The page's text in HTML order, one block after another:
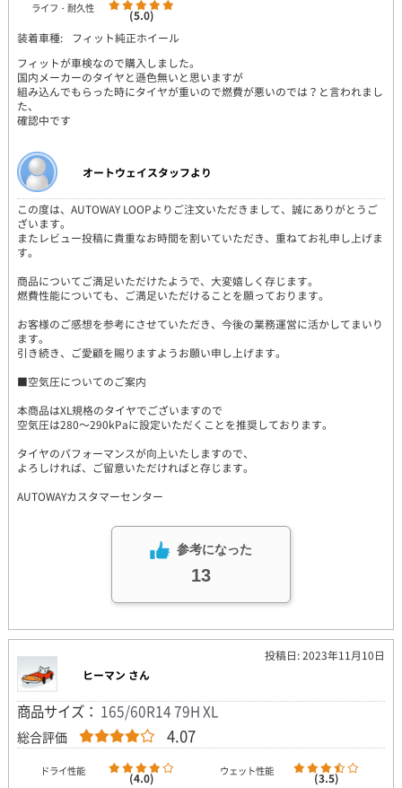
ライフ・耐久性
(5.0)
装着車種:
フィット純正ホイール
フィットが車検なので購入しました。
国内メーカーのタイヤと遜色無いと思いますが
組み込んでもらった時にタイヤが重いので燃費が悪いのでは？と言われまし
た、
確認中です
オートウェイスタッフより
この度は、AUTOWAY LOOPよりご注文いただきまして、誠にありがとうご
ざいます。
またレビュー投稿に貴重なお時間を割いていただき、重ねてお礼申し上げま
す。
商品についてご満足いただけたようで、大変嬉しく存じます。
燃費性能についても、ご満足いただけることを願っております。
お客様のご感想を参考にさせていただき、今後の業務運営に活かしてまいり
ます。
引き続き、ご愛顧を賜りますようお願い申し上げます。
■空気圧についてのご案内
本商品はXL規格のタイヤでございますので
空気圧は280～290kPaに設定いただくことを推奨しております。
タイヤのパフォーマンスが向上いたしますので、
よろしければ、ご留意いただければと存じます。
AUTOWAYカスタマーセンター
参考になった
13
投稿日: 2023年11月10日
ヒーマン さん
商品サイズ： 165/60R14 79H XL
総合評価 4.07
ドライ性能 (4.0) ウェット性能 (3.5)